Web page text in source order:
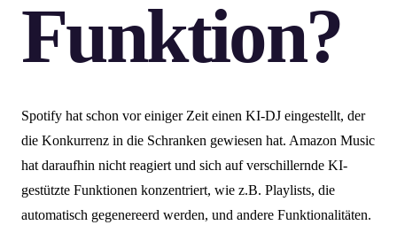
Funktion?
Spotify hat schon vor einiger Zeit einen KI-DJ eingestellt, der
die Konkurrenz in die Schranken gewiesen hat. Amazon Music
hat daraufhin nicht reagiert und sich auf verschillernde KI-
gestützte Funktionen konzentriert, wie z.B. Playlists, die
automatisch gegenereerd werden, und andere Funktionalitäten.